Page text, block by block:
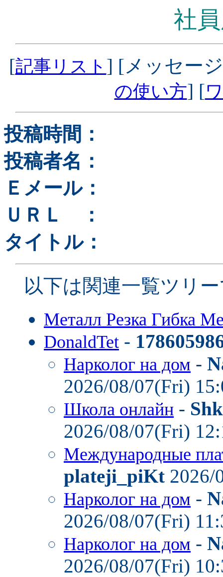
社
[記事リスト ] [メッセー
の使い方] [
投稿時間：
投稿者名：
Ｅメール：
ＵＲＬ ：
タイトル：
以下は関連一覧ツリ
Металл Резка Гибка
DonaldTet -
Нарколог на дом -
2026/08/07(Fri)
Школа онлайн -
2026/08/07(Fri)
Международные
plateji_piKt 2026/
Нарколог на дом -
2026/08/07(Fri)
Нарколог на дом -
2026/08/07(Fri)